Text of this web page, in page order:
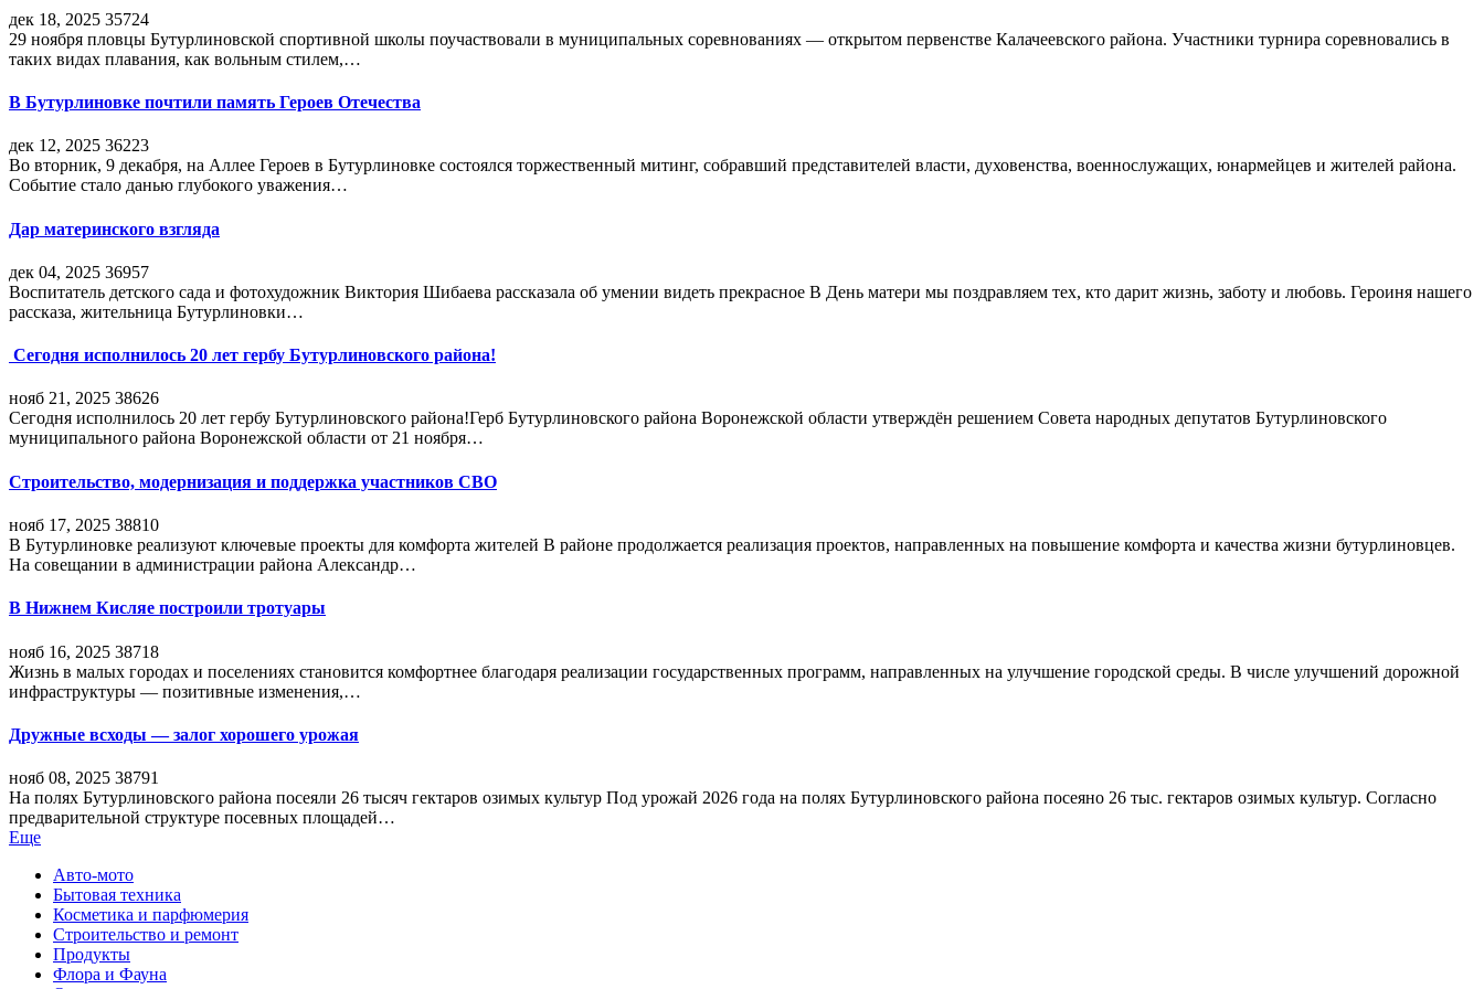
дек 18, 2025 35724
29 ноября пловцы Бутурлиновской спортивной школы поучаствовали в муниципальных соревнованиях — открытом первенстве Калачеевского района. Участники турнира соревновались в
таких видах плавания, как вольным стилем,…
В Бутурлиновке почтили память Героев Отечества
дек 12, 2025 36223
Во вторник, 9 декабря, на Аллее Героев в Бутурлиновке состоялся торжественный митинг, собравший представителей власти, духовенства, военнослужащих, юнармейцев и жителей района.
Событие стало данью глубокого уважения…
Дар материнского взгляда
дек 04, 2025 36957
Воспитатель детского сада и фотохудожник Виктория Шибаева рассказала об умении видеть прекрасное В День матери мы поздравляем тех, кто дарит жизнь, заботу и любовь. Героиня нашего
рассказа, жительница Бутурлиновки…
Сегодня исполнилось 20 лет гербу Бутурлиновского района!
нояб 21, 2025 38626
Сегодня исполнилось 20 лет гербу Бутурлиновского района!Герб Бутурлиновского района Воронежской области утверждён решением Совета народных депутатов Бутурлиновского
муниципального района Воронежской области от 21 ноября…
Строительство, модернизация и поддержка участников СВО
нояб 17, 2025 38810
В Бутурлиновке реализуют ключевые проекты для комфорта жителей В районе продолжается реализация проектов, направленных на повышение комфорта и качества жизни бутурлиновцев.
На совещании в администрации района Александр…
В Нижнем Кисляе построили тротуары
нояб 16, 2025 38718
Жизнь в малых городах и поселениях становится комфортнее благодаря реализации государственных программ, направленных на улучшение городской среды. В числе улучшений дорожной
инфраструктуры — позитивные изменения,…
Дружные всходы — залог хорошего урожая
нояб 08, 2025 38791
На полях Бутурлиновского района посеяли 26 тысяч гектаров озимых культур Под урожай 2026 года на полях Бутурлиновского района посеяно 26 тыс. гектаров озимых культур. Согласно
предварительной структуре посевных площадей…
Еще
Авто-мото
Бытовая техника
Косметика и парфюмерия
Строительство и ремонт
Продукты
Флора и Фауна